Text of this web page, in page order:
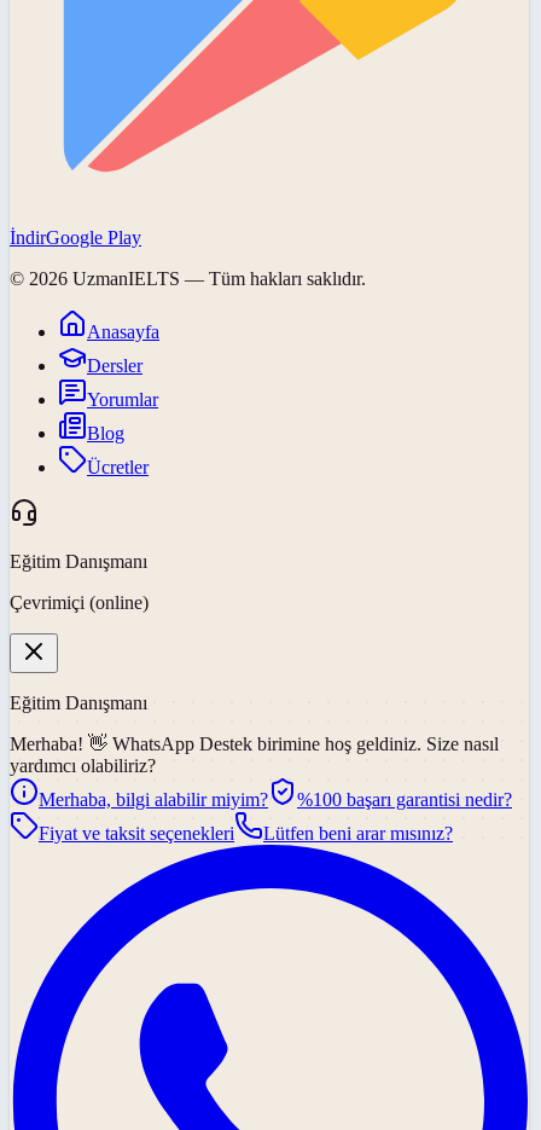
İndirGoogle Play
© 2026 UzmanIELTS — Tüm hakları saklıdır.
Anasayfa
Dersler
Yorumlar
Blog
Ücretler
Eğitim Danışmanı
Çevrimiçi (online)
Eğitim Danışmanı
Merhaba! 👋 WhatsApp Destek birimine hoş geldiniz. Size nasıl
yardımcı olabiliriz?
Merhaba, bilgi alabilir miyim?
%100 başarı garantisi nedir?
Fiyat ve taksit seçenekleri
Lütfen beni arar mısınız?